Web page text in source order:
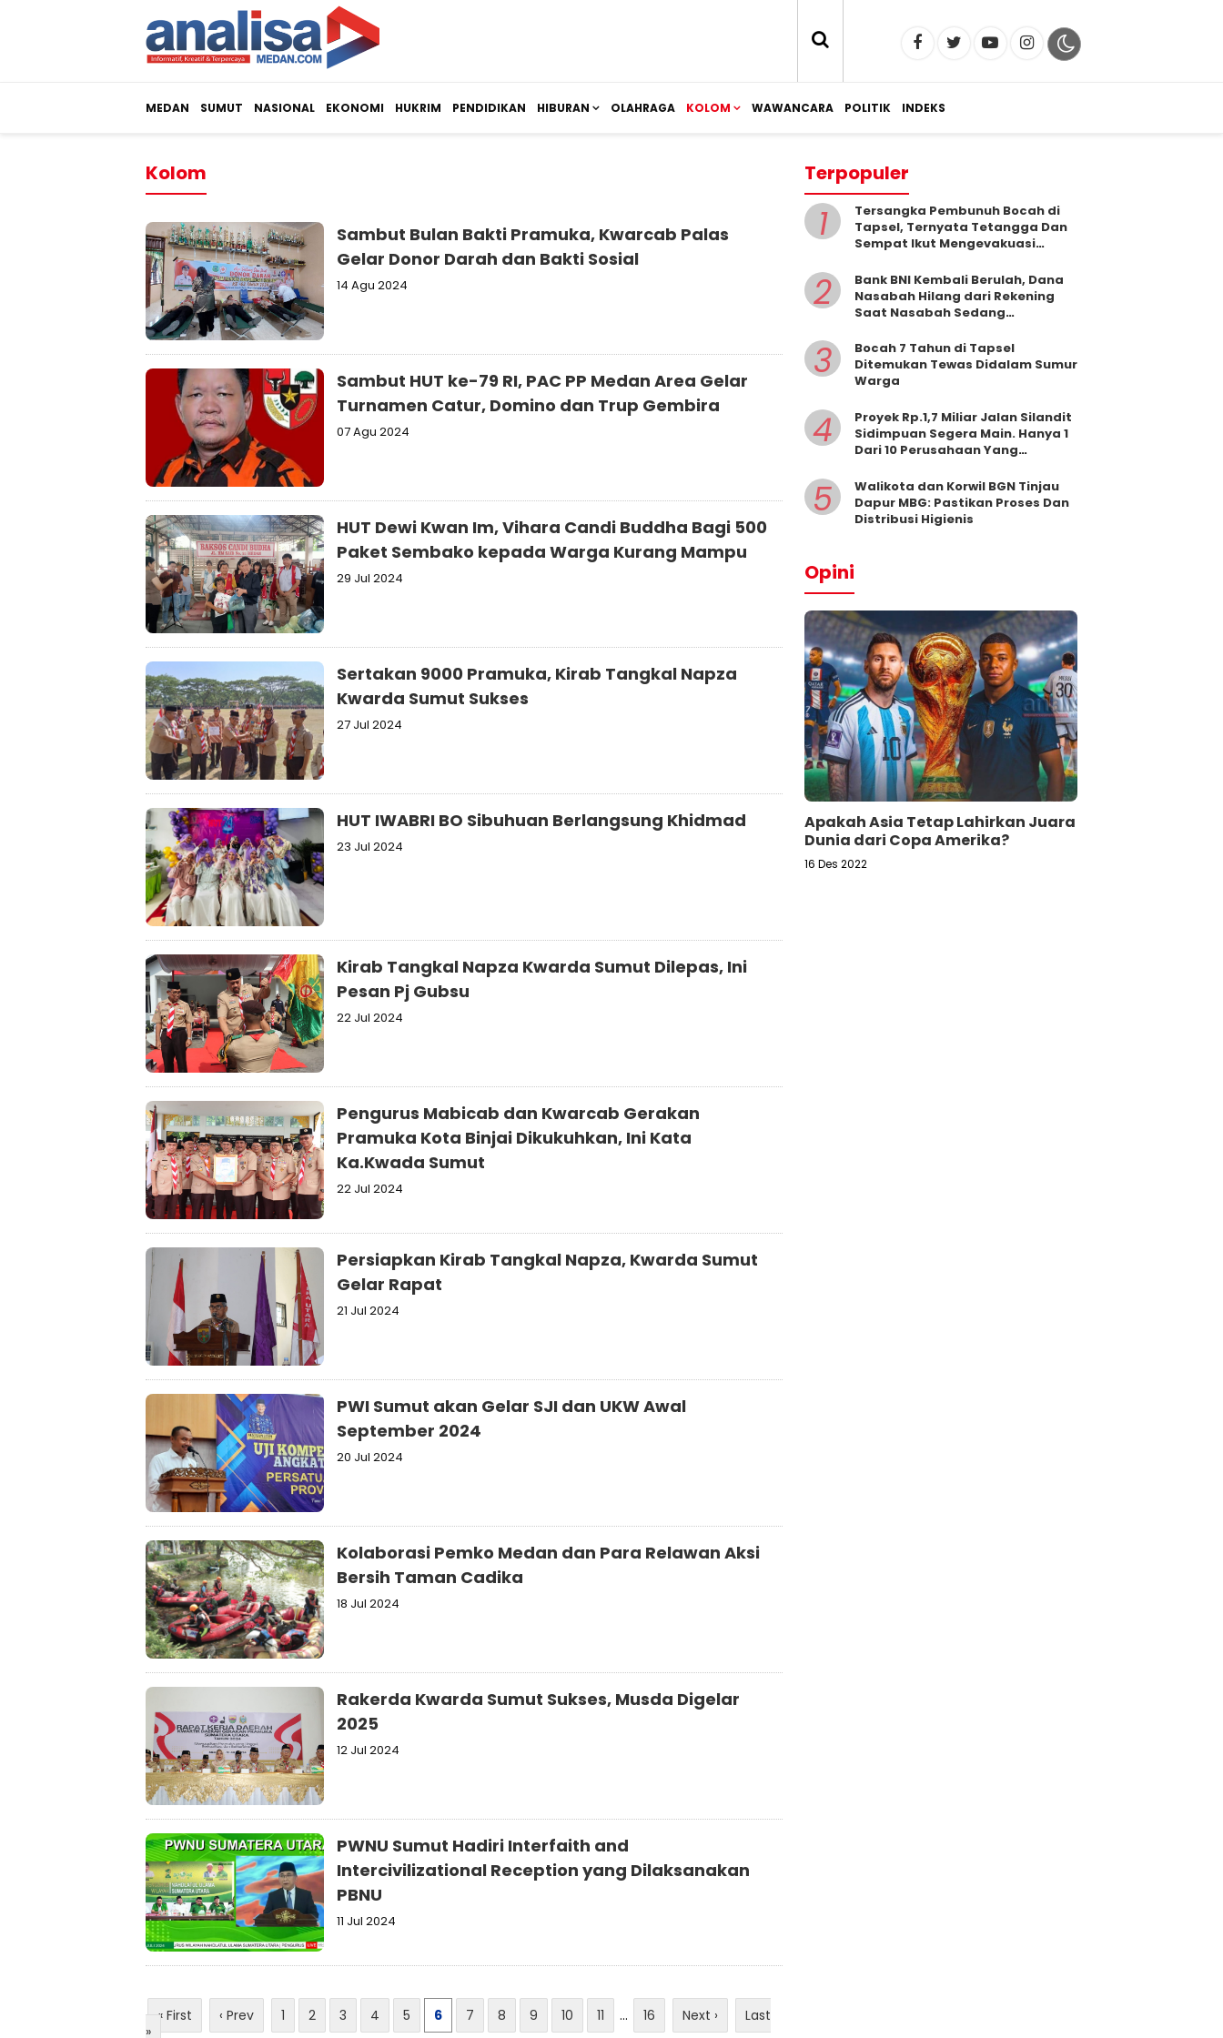
MEDAN SUMUT NASIONAL EKONOMI HUKRIM PENDIDIKAN HIBURAN OLAHRAGA KOLOM WAWANCARA POLITIK INDEKS
Kolom
Sambut Bulan Bakti Pramuka, Kwarcab Palas
Gelar Donor Darah dan Bakti Sosial
14 Agu 2024
Sambut HUT ke-79 RI, PAC PP Medan Area Gelar
Turnamen Catur, Domino dan Trup Gembira
07 Agu 2024
HUT Dewi Kwan Im, Vihara Candi Buddha Bagi 500
Paket Sembako kepada Warga Kurang Mampu
29 Jul 2024
Sertakan 9000 Pramuka, Kirab Tangkal Napza
Kwarda Sumut Sukses
27 Jul 2024
HUT IWABRI BO Sibuhuan Berlangsung Khidmad
23 Jul 2024
Kirab Tangkal Napza Kwarda Sumut Dilepas, Ini
Pesan Pj Gubsu
22 Jul 2024
Pengurus Mabicab dan Kwarcab Gerakan
Pramuka Kota Binjai Dikukuhkan, Ini Kata
Ka.Kwada Sumut
22 Jul 2024
Persiapkan Kirab Tangkal Napza, Kwarda Sumut
Gelar Rapat
21 Jul 2024
PWI Sumut akan Gelar SJI dan UKW Awal
September 2024
20 Jul 2024
Kolaborasi Pemko Medan dan Para Relawan Aksi
Bersih Taman Cadika
18 Jul 2024
Rakerda Kwarda Sumut Sukses, Musda Digelar
2025
12 Jul 2024
PWNU Sumut Hadiri Interfaith and
Intercivilizational Reception yang Dilaksanakan
PBNU
11 Jul 2024
« First ‹ Prev 1 2 3 4 5 6 7 8 9 10 11 ... 16 Next ›
Last
»
Terpopuler
1
Tersangka Pembunuh Bocah di
Tapsel, Ternyata Tetangga Dan
Sempat Ikut Mengevakuasi
2
Bank BNI Kembali Berulah, Dana
Nasabah Hilang dari Rekening
Saat Nasabah Sedang
3
Bocah 7 Tahun di Tapsel
Ditemukan Tewas Didalam Sumur
Warga
4
Proyek Rp.1,7 Miliar Jalan Silandit
Sidimpuan Segera Main. Hanya 1
Dari 10 Perusahaan Yang
5
Walikota dan Korwil BGN Tinjau
Dapur MBG: Pastikan Proses Dan
Distribusi Higienis
Opini
Apakah Asia Tetap Lahirkan Juara
Dunia dari Copa Amerika?
16 Des 2022